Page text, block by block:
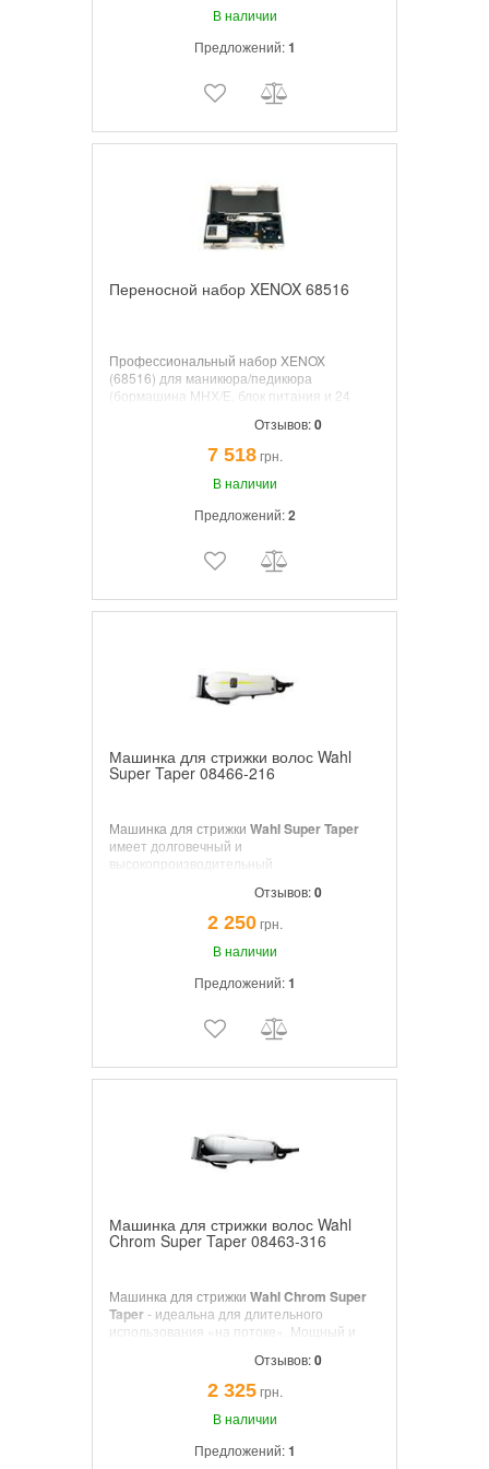
В наличии
Предложений:1
Переносной набор XENOX 68516
Профессиональный набор XENOX
(68516) для маникюра/педикюра
(бормашина МНХ/Е, блок питания и 24
Отзывов:0
7 518грн.
В наличии
Предложений:2
Машинка для стрижки волос Wahl
Super Taper 08466-216
Машинка для стрижки Wahl Super Taper
имеет долговечный и
высокопроизводительный
защитой от перегрева. Идеальна для
длительного использования «на потоке»
Отзывов:0
2 250грн.
В наличии
Предложений:1
Машинка для стрижки волос Wahl
Chrom Super Taper 08463-316
Машинка для стрижки Wahl Chrom Super
Taper- идеальна для длительного
использования «на потоке». Мощный и
электромотор V5000 с защитой от
Отзывов:0
2 325грн.
В наличии
Предложений:1